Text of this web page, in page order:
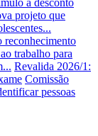
a desconto
projeto que
reconhecimento
trabalho para
Revalida 2026/1:
Comissão
pessoas